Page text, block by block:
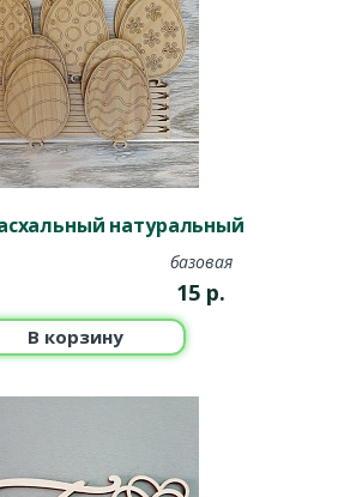
натуральный
базовая
15 р.
В корзину